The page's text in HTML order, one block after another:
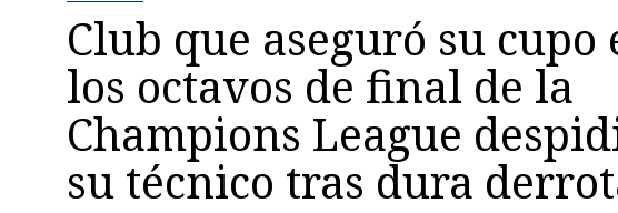
Club que aseguró su cupo
los octavos de final de la
Champions League
su técnico tras dura